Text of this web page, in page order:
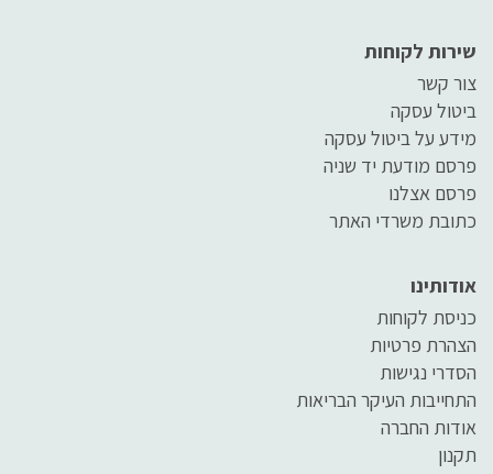
שירות לקוחות
צור קשר
ביטול עסקה
מידע על ביטול עסקה
פרסם מודעת יד שניה
פרסם אצלנו
כתובת משרדי האתר
אודותינו
כניסת לקוחות
הצהרת פרטיות
הסדרי נגישות
התחייבות העיקר הבריאות
אודות החברה
תקנון